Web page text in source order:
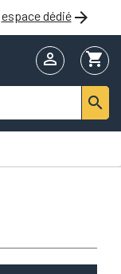
espace dédié
shopping_cart

